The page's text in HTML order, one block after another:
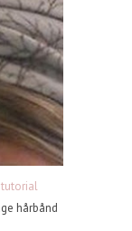
tutorial
hårbånd